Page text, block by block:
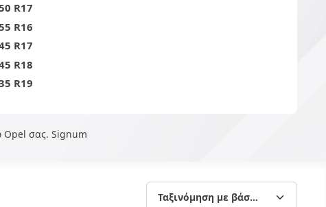
R17
R16
R17
R18
R19
Opel σας. Signum